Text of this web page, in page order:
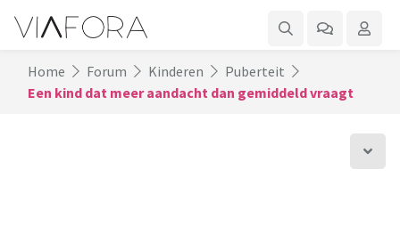
Home Forum Kinderen
Puberteit
Een kind dat meer aandacht dan gemiddeld vraagt